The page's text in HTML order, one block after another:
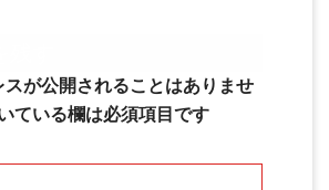
スが公開されることはありませ
ている欄は必須項目です